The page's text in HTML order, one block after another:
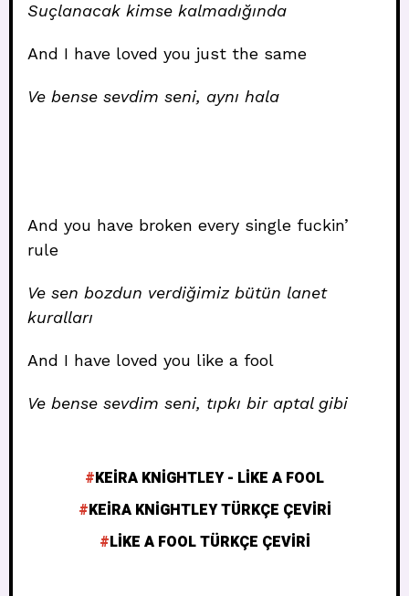
Suçlanacak kimse kalmadığında
And I have loved you just the same
Ve bense sevdim seni, aynı hala
And you have broken every single fuckin’
rule
Ve sen bozdun verdiğimiz bütün lanet
kuralları
And I have loved you like a fool
Ve bense sevdim seni, tıpkı bir aptal gibi
KEIRA KNIGHTLEY - LIKE A FOOL
KEIRA KNIGHTLEY TÜRKÇE ÇEVIRI
LIKE A FOOL TÜRKÇE ÇEVIRI